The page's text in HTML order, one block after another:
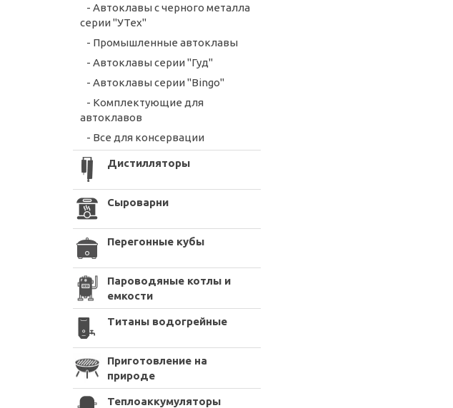
- Автоклавы с черного металла
серии "УТех"
- Промышленные автоклавы
- Автоклавы серии "Гуд"
- Автоклавы серии "Bingo"
- Комплектующие для
автоклавов
- Все для консервации
Дистилляторы
Сыроварни
Перегонные кубы
Пароводяные котлы и
емкости
Титаны водогрейные
Приготовление на
природе
Теплоаккумуляторы